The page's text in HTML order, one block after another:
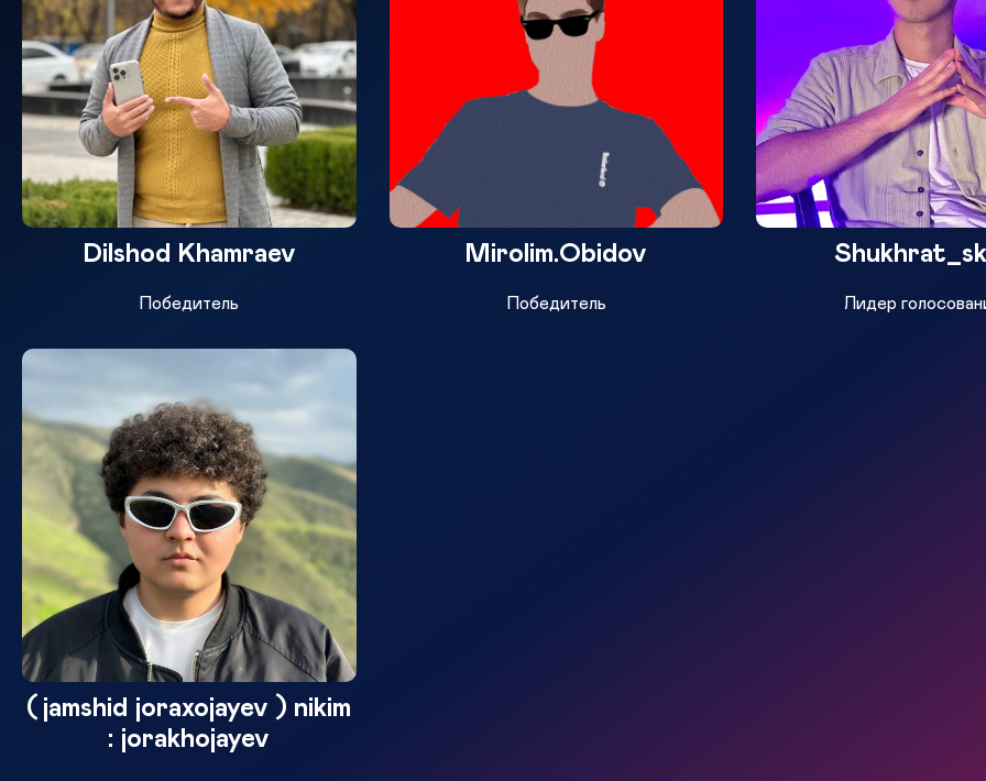
Dilshod Khamraev
Победитель
Mirolim.Obidov
Победитель Лидер
(jamshid joraxojayev ) nikim
: jorakhojayev